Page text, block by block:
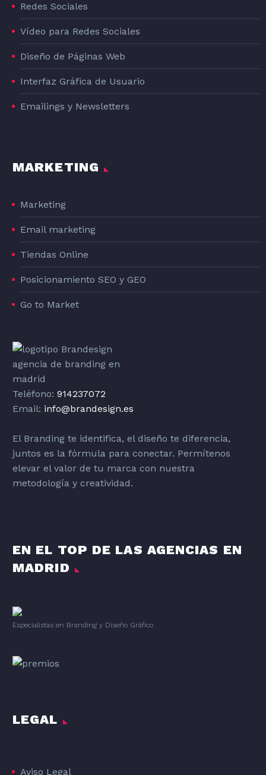
Redes Sociales
Vídeo para Redes Sociales
Diseño de Páginas Web
Interfaz Gráfica de Usuario
Emailings y Newsletters
MARKETING
Marketing
Email marketing
Tiendas Online
Posicionamiento SEO y GEO
Go to Market
Teléfono: 914237072
Email: info@brandesign.es
El Branding te identifica, el diseño te diferencia,
juntos es la fórmula para conectar. Permítenos
elevar el valor de tu marca con nuestra
metodología y creatividad.
EN EL TOP DE LAS AGENCIAS EN
MADRID
Especialistas en Branding y Diseño Gráfico
LEGAL
Aviso Legal